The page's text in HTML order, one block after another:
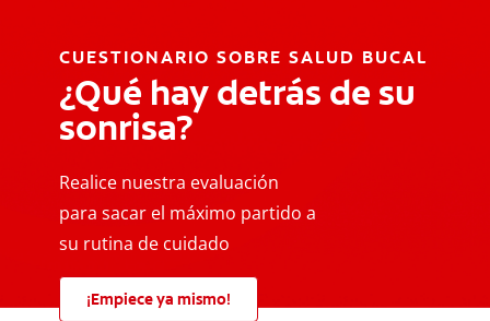
CUESTIONARIO SOBRE SALUD BUCAL
¿Qué hay detrás de su
sonrisa?
Realice nuestra evaluación
para sacar el máximo partido a
su rutina de cuidado
¡Empiece ya mismo!